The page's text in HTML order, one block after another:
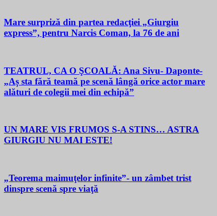
Mare surpriză din partea redacţiei „Giurgiu
express”, pentru Narcis Coman, la 76 de ani
TEATRUL, CA O ŞCOALĂ: Ana Sivu- Daponte-
„Aș sta fără teamă pe scenă lângă orice actor mare
alături de colegii mei din echipă”
UN MARE VIS FRUMOS S-A STINS… ASTRA
GIURGIU NU MAI ESTE!
„Teorema maimuţelor infinite”- un zâmbet trist
dinspre scenă spre viaţă